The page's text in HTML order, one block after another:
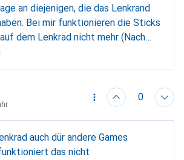
an diejenigen, die das Lenkrand
Bei mir funktionieren die Sticks
dem Lenkrad nicht mehr (Nach
habe es zu Weihnachten
jemand damit Erfahrungen gemacht
es zurückgebe, will ich nichts
0
auch dür andere Games
das nicht